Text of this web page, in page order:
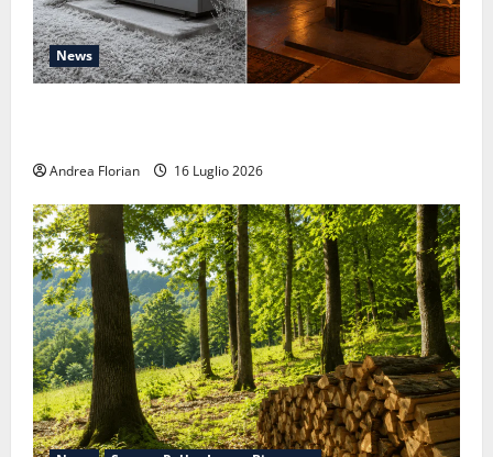
News
Andrea Florian 16 Luglio 2026